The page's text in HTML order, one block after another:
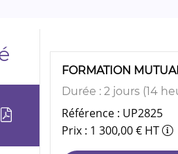
FORMATION
Durée : 2 jours (14
Référence : UP2825
Prix : 1 300,00 € HT